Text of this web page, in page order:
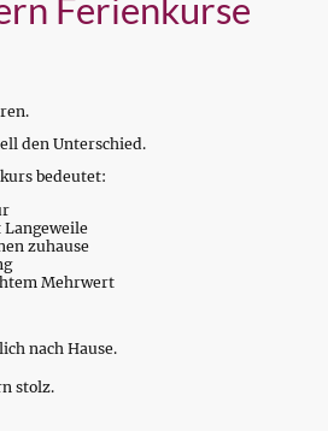
Ferienkurse
den Unterschied.
bedeutet:
zuhause
Mehrwert
nach Hause.
stolz.